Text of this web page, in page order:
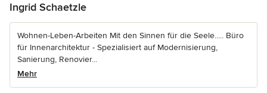
Ingrid Schaetzle
Wohnen-Leben-Arbeiten Mit den Sinnen für die Seele..... Büro
für Innenarchitektur - Spezialisiert auf Modernisierung,
Sanierung, Renovier...
Mehr